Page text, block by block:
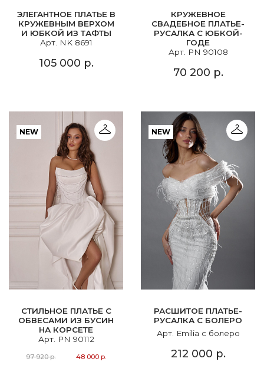
ЭЛЕГАНТНОЕ ПЛАТЬЕ В
КРУЖЕВНЫМ ВЕРХОМ
И ЮБКОЙ ИЗ ТАФТЫ
Арт. NK 8691
105 000 р.
КРУЖЕВНОЕ
СВАДЕБНОЕ ПЛАТЬЕ-
РУСАЛКА С ЮБКОЙ-
ГОДЕ
Арт. PN 90108
70 200 р.
NEW
СТИЛЬНОЕ ПЛАТЬЕ С
ОБВЕСАМИ ИЗ БУСИН
НА КОРСЕТЕ
Арт. PN 90112
97 920 р. 48 000 р.
NEW
РАСШИТОЕ ПЛАТЬЕ-
РУСАЛКА С БОЛЕРО
Арт. Emilia с болеро
212 000 р.